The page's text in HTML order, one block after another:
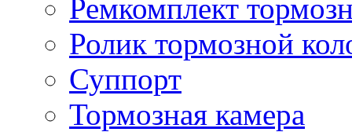
Ремкомплект
Ролик тормозной
Суппорт
Тормозная камера